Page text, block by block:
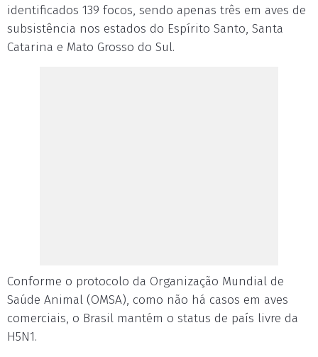
identificados 139 focos, sendo apenas três em aves de
subsistência nos estados do Espírito Santo, Santa
Catarina e Mato Grosso do Sul.
Conforme o protocolo da Organização Mundial de
Saúde Animal (OMSA), como não há casos em aves
comerciais, o Brasil mantém o status de país livre da
H5N1.